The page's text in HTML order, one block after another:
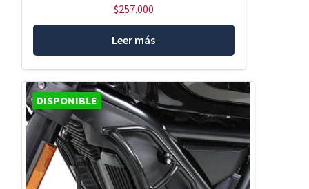
$257.000
Leer más
DISPONIBLE